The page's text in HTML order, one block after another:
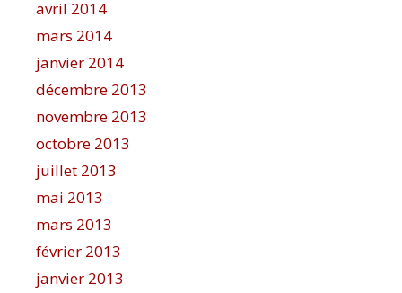
avril 2014
mars 2014
janvier 2014
décembre 2013
novembre 2013
octobre 2013
juillet 2013
mai 2013
mars 2013
février 2013
janvier 2013